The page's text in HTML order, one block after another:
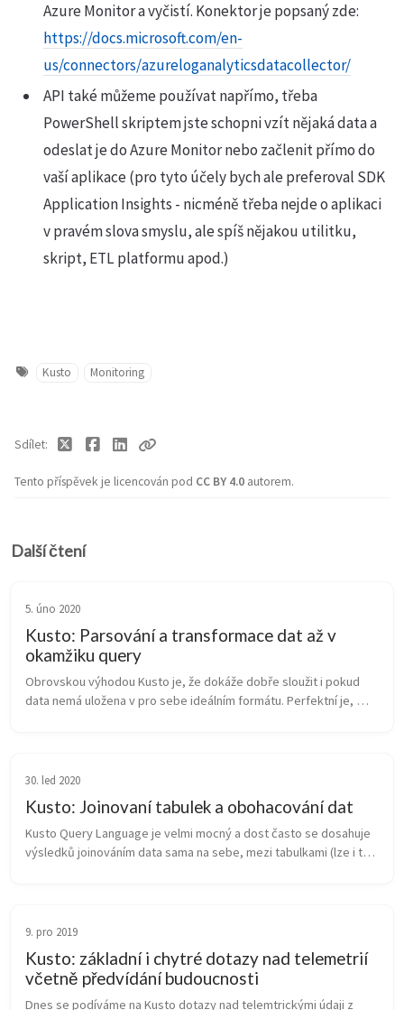
Azure Monitor a vyčistí. Konektor je popsaný zde:
https://docs.microsoft.com/en-
us/connectors/azureloganalyticsdatacollector/
API také můžeme používat napřímo, třeba
PowerShell skriptem jste schopni vzít nějaká data a
odeslat je do Azure Monitor nebo začlenit přímo do
vaší aplikace (pro tyto účely bych ale preferoval SDK
Application Insights - nicméně třeba nejde o aplikaci
v pravém slova smyslu, ale spíš nějakou utilitku,
skript, ETL platformu apod.)
Kusto Monitoring
Tento příspěvek je licencován pod CC BY 4.0 autorem.
Sdílet
Další čtení
5. úno 2020
Kusto: Parsování a transformace dat až v
okamžiku query
Obrovskou výhodou Kusto je, že dokáže dobře sloužit i pokud
data nemá uložena v pro sebe ideálním formátu. Perfektní je,
30. led 2020
Kusto: Joinovaní tabulek a obohacování dat
Kusto Query Language je velmi mocný a dost často se dosahuje
výsledků joinováním data sama na sebe, mezi tabulkami (lze i to i
9. pro 2019
Kusto: základní i chytré dotazy nad telemetrií
včetně předvídání budoucnosti
Dnes se podíváme na Kusto dotazy nad telemtrickými údaji z